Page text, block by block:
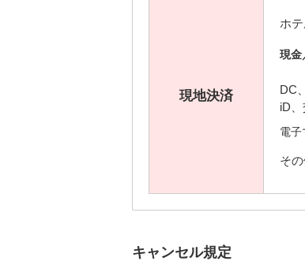
現地決済
ホ
現金
DC
iD
電子
そ
キャンセル規定